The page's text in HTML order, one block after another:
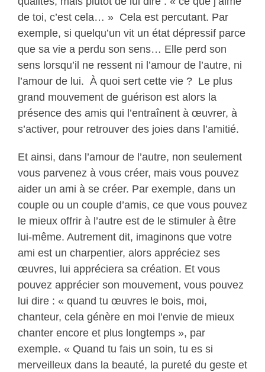
de toi, c’est cela… » Cela est percutant. Par
exemple, si quelqu’un vit un état dépressif parce
que sa vie a perdu son sens… Elle perd son
sens lorsqu’il ne ressent ni l’amour de l’autre, ni
l’amour de lui. À quoi sert cette vie ? Le plus
grand mouvement de guérison est alors la
présence des amis qui l’entraînent à œuvrer, à
s’activer, pour retrouver des joies dans l’amitié.
Et ainsi, dans l’amour de l’autre, non seulement
vous parvenez à vous créer, mais vous pouvez
aider un ami à se créer. Par exemple, dans un
couple ou un couple d’amis, ce que vous pouvez
le mieux offrir à l’autre est de le stimuler à être
lui-même. Autrement dit, imaginons que votre
ami est un charpentier, alors appréciez ses
œuvres, lui appréciera sa création. Et vous
pouvez apprécier son mouvement, vous pouvez
lui dire : « quand tu œuvres le bois, moi,
chanteur, cela génère en moi l’envie de mieux
chanter encore et plus longtemps », par
exemple. « Quand tu fais un soin, tu es si
merveilleux dans la beauté, la pureté du geste et